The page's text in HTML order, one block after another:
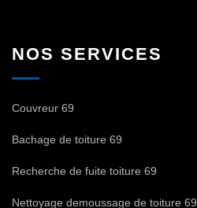
NOS SERVICES
Couvreur 69
Bachage de toiture 69
Recherche de fuite toiture 69
Nettoyage demoussage de toiture 69